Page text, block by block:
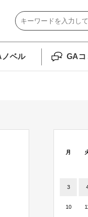
ノベル GAコ
月
3
10